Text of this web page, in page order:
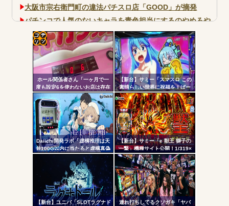
大阪市宗右衛門町の違法パチスロ店「GOOD」が摘発
パチンコで人気のないキャラを青色担当にするのやめろや
ワイ、パチンコ屋店員の目の前で会員カードを握り潰し
「今までありがとう」と...
無職のパチンコカス(22)なんやが、ワイの人生どれくらい
ヤバいか教えて？...
AngelBeats!とかいうクソアニメの思い出ｗｗｗ
Powered by livedoor 相互RSS
ホール関係者さん「一ヶ月で一
度も設定6を使わないお店は存在
しないと思っています。6使った
事がない店長も存在しないと思
う」←これガチ?！
【新台】サミー「スマスロ この
素晴らしい世界に祝福を！ぱー
と2」筐体画像が公開される！こ
のすば10周年イベントの会場に
展示されているらしいぞ！！！
Daiichi開発ラボ「虚構推理は天
井100G以内に当たると虚構真偽
が2回当選するまで転落しない状
態に突入するぞ。300G・700G
の天井も一緒」
【新台】サミー「e 獣王 獅子の
一撃」機種サイト公開！1/319×
ドデカSTRAIGHT、右の1/2で平
均9,800個のサバチャンに突入
【新台】ユニバ「SLOTラグナド
連れ打ちしてるクソガキ「ヤバ
コテ
リン
- 固
定リ
ンク
自動
更新
ツー